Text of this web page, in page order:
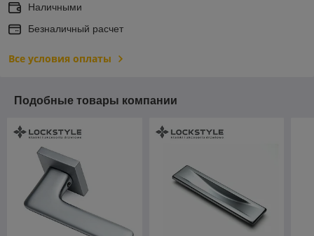
Наличными
Безналичный расчет
Все условия оплаты
Подобные товары компании